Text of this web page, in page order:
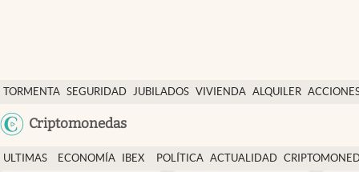
TORMENTA SEGURIDAD JUBILADOS VIVIENDA ALQUILER
Criptomonedas
Economía y finanzas
Política
Actualidad
ULTIMAS
ECONOMÍA
IBEX
POLÍTICA ACTUALIDAD